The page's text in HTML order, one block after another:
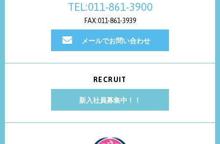
TEL:011-861-3900
FAX:011-861-3939
メールでお問い合わせ
RECRUIT
新入社員募集中！！